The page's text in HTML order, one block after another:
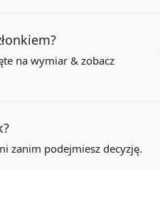
na wymiar& zobacz
zanim podejmiesz decyzję.